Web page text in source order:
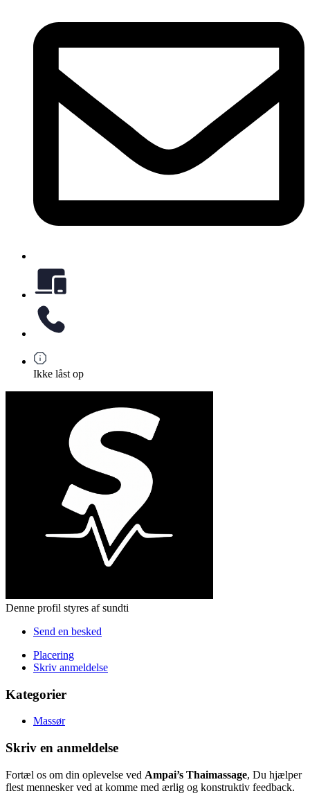
Ikke låst op
Denne profil styres af sundti
Send en besked
Placering
Skriv anmeldelse
Kategorier
Massør
Skriv en anmeldelse
Fortæl os om din oplevelse ved Ampai’s Thaimassage, Du hjælper
flest mennesker ved at komme med ærlig og konstruktiv feedback.